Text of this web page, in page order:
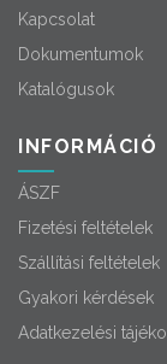
Kapcsolat
Dokumentumok
Katalógusok
INFORMÁCIÓ
ÁSZF
Fizetési feltételek
Szállítási feltételek
Gyakori kérdések
Adatkezelési